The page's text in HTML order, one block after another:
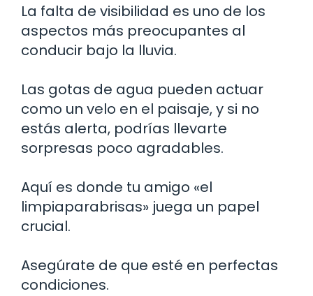
La falta de visibilidad es uno de los
aspectos más preocupantes al
conducir bajo la lluvia.
Las gotas de agua pueden actuar
como un velo en el paisaje, y si no
estás alerta, podrías llevarte
sorpresas poco agradables.
Aquí es donde tu amigo «el
limpiaparabrisas» juega un papel
crucial.
Asegúrate de que esté en perfectas
condiciones.